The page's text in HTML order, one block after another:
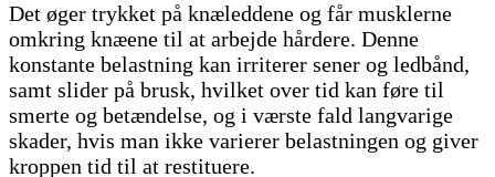
Det øger trykket på knæleddene og får musklerne
omkring knæene til at arbejde hårdere. Denne
konstante belastning kan irriterer sener og ledbånd,
samt slider på brusk, hvilket over tid kan føre til
smerte og betændelse, og i værste fald langvarige
skader, hvis man ikke varierer belastningen og giver
kroppen tid til at restituere.